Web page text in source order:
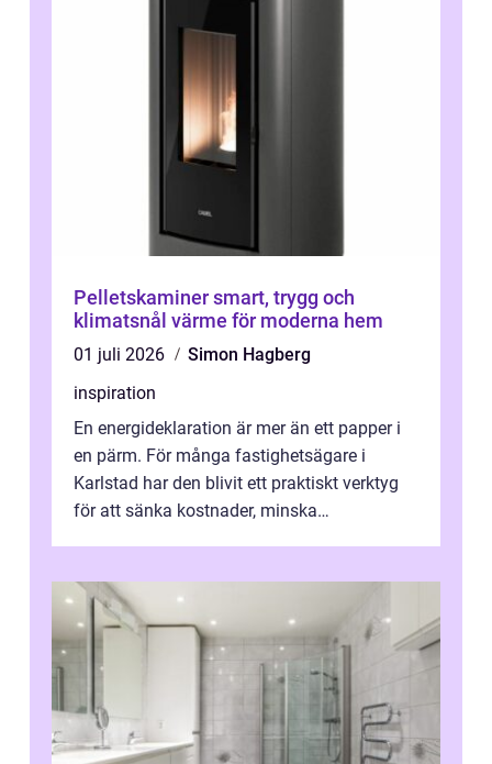
Pelletskaminer smart, trygg och
klimatsnål värme för moderna hem
01 juli 2026
Simon Hagberg
inspiration
En energideklaration är mer än ett papper i
en pärm. För många fastighetsägare i
Karlstad har den blivit ett praktiskt verktyg
för att sänka kostnader, minska